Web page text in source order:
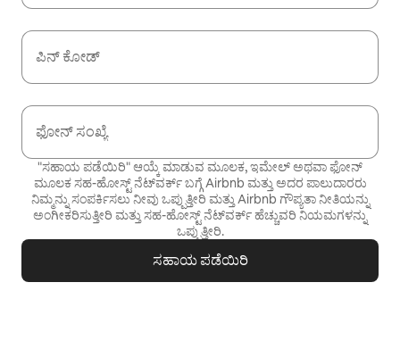
ಪಿನ್ ಕೋಡ್
ಫೋನ್ ಸಂಖ್ಯೆ
"ಸಹಾಯ ಪಡೆಯಿರಿ" ಆಯ್ಕೆ ಮಾಡುವ ಮೂಲಕ, ಇಮೇಲ್ ಅಥವಾ ಫೋನ್
ಮೂಲಕ ಸಹ-ಹೋಸ್ಟ್ ನೆಟ್‌ವರ್ಕ್ ಬಗ್ಗೆ Airbnb ಮತ್ತು ಅದರ ಪಾಲುದಾರರು
ನಿಮ್ಮನ್ನು ಸಂಪರ್ಕಿಸಲು ನೀವು ಒಪ್ಪುತ್ತೀರಿ ಮತ್ತು Airbnb ಗೌಪ್ಯತಾ ನೀತಿಯನ್ನು
ಅಂಗೀಕರಿಸುತ್ತೀರಿ ಮತ್ತು ಸಹ-ಹೋಸ್ಟ್ ನೆಟ್‌ವರ್ಕ್ ಹೆಚ್ಚುವರಿ ನಿಯಮಗಳನ್ನು
ಒಪ್ಪುತ್ತೀರಿ.
ಸಹಾಯ ಪಡೆಯಿರಿ